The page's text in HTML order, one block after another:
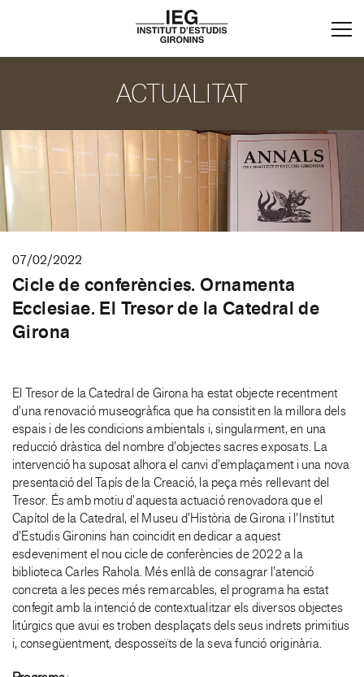
ACTUALITAT
07/02/2022
Cicle de conferències. Ornamenta
Ecclesiae. El Tresor de la Catedral de
Girona
El Tresor de la Catedral de Girona ha estat objecte recentment
d’una renovació museogràfica que ha consistit en la millora dels
espais i de les condicions ambientals i, singularment, en una
reducció dràstica del nombre d’objectes sacres exposats. La
intervenció ha suposat alhora el canvi d’emplaçament i una nova
presentació del Tapís de la Creació, la peça més rellevant del
Tresor. És amb motiu d’aquesta actuació renovadora que el
Capítol de la Catedral, el Museu d’Història de Girona i l’Institut
d’Estudis Gironins han coincidit en dedicar a aquest
esdeveniment el nou cicle de conferències de 2022 a la
biblioteca Carles Rahola. Més enllà de consagrar l’atenció
concreta a les peces més remarcables, el programa ha estat
confegit amb la intenció de contextualitzar els diversos objectes
litúrgics que avui es troben desplaçats dels seus indrets primitius
i, consegüentment, desposseïts de la seva funció originària.